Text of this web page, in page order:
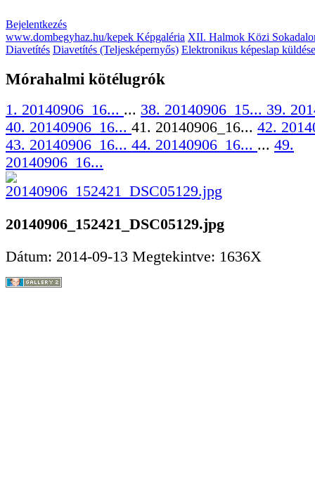
Bejelentkezés
www.dombegyhaz.hu/kepek Képgaléria XII. Halmok Közi
Diavetítés Diavetítés (Teljesképernyős) Elektronikus képeslap
Mórahalmi kötélugrók
1. 20140906_16... ... 38. 20140906_15... 39.
40. 20140906_16... 41. 20140906_16... 42.
43. 20140906_16... 44. 20140906_16... ... 49.
20140906_16...
20140906_152421_DSC05129.jpg
Dátum: 2014-09-13 Megtekintve: 1636X